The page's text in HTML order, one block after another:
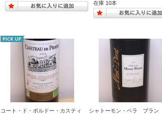
在庫 10本
コート・ド・ボルドー・カスティ
シャトーモン・ペラ ブラン